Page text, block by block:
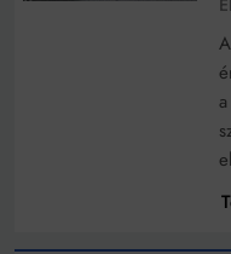
működik, ha jól van
Ingatlanpiaci szakértők
nőhetnek a bérleti díjak a
Munkácsy nem Krisztust
Ahol köszönnek, ott még
Amikor a Tetris
Létezik tökéletes élet: